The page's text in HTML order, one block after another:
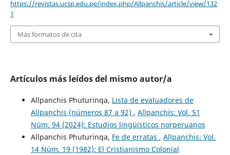
https://revistas.ucsp.edu.pe/index.php/Allpanchis/article/view/132
1
Más formatos de cita
Artículos más leídos del mismo autor/a
Allpanchis Phuturinqa, Lista de evaluadores de
Allpanchis (números 87 a 92) , Allpanchis: Vol. 51
Núm. 94 (2024): Estudios lingüísticos norperuanos
Allpanchis Phuturinqa, Fe de erratas , Allpanchis: Vol.
14 Núm. 19 (1982): El Cristianismo Colonial